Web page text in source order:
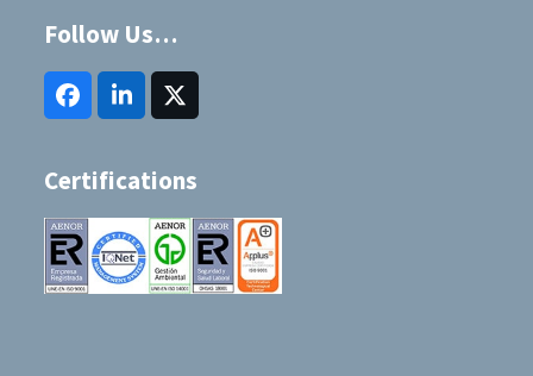
Follow Us…
FacebookLinkedInTwitter
(deprecated)
Certifications